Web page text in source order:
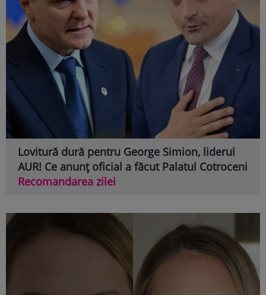
Lovitură dură pentru George Simion, liderul
AUR! Ce anunț oficial a făcut Palatul Cotroceni
Recomandarea zilei